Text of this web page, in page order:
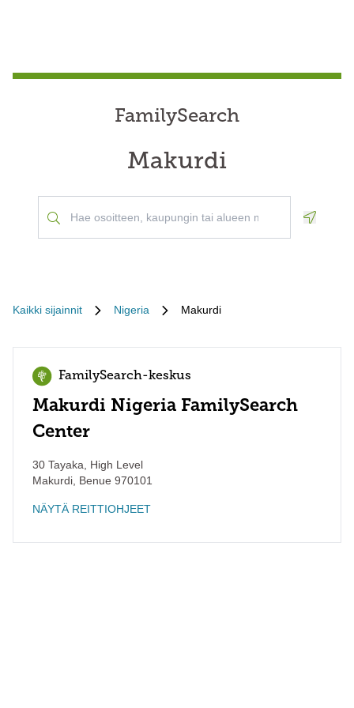
FamilySearch
Makurdi
Kaikki sijainnit Nigeria Makurdi
FamilySearch-keskus
Makurdi Nigeria FamilySearch
Center
30 Tayaka, High Level
Makurdi Benue 970101
NÄYTÄ REITTIOHJEET